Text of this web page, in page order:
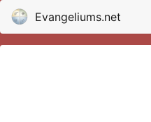
Evangeliums.net